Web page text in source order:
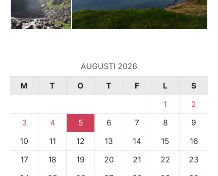
AUGUSTI 2026
M
T O T F L
S
1
2
3
4 5 6 7 8
9
10
11 12 13 14 15
16
17
18 19 20 21 22
23